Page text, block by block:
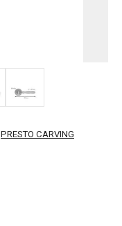
PRESTO CARVING